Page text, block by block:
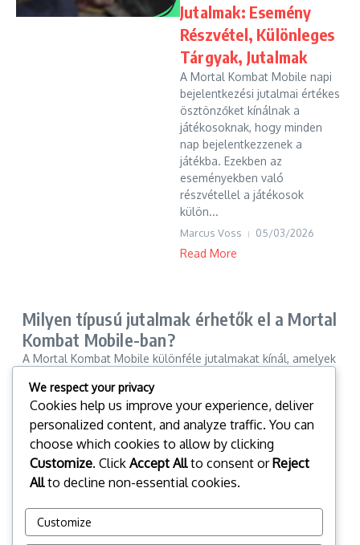
Jutalmak: Esemény
Részvétel, Különleges
Tárgyak, Jutalmak
A Mortal Kombat Mobile napi
bejelentkezési jutalmai értékes
ösztönzőket kínálnak a
játékosoknak, hogy minden
nap bejelentkezzenek a
játékba. Ezekben az
eseményekben való
részvétellel a játékosok
külön...
Marcus Voss 05/03/2026
Read More
Milyen típusú jutalmak érhetők el a Mortal
Kombat Mobile-ban?
A Mortal Kombat Mobile különféle jutalmakat kínál, amelyek
karakterek feloldását, exkluzív skineket és eseményekhez
kapcsolódó bónuszokat. A játékosok ezeket a jutalmakat
különböző tevékenységeken és kihívásokon keresztül
szerezhetik meg a játékban.
▾
We respect your privacy
Cookies help us improve your experience, deliver
personalized content, and analyze traffic. You can
choose which cookies to allow by clicking
Customize. Click Accept Allto consent orReject
Allto decline non-essential cookies.
Customize